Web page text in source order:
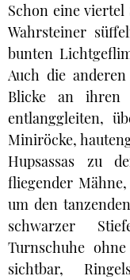
Schon eine viertel
Wahrsteiner
bunten
Auch die
Blicke an ihren
entlanggleiten,
Miniröcke,
Hupsassas zu
fliegender
um den
schwarzer
Turnschuhe
sichtbar,